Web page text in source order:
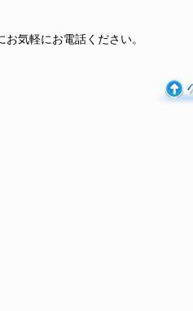
お気軽にお電話ください。